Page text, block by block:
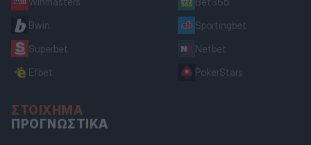
Bwin
Superbet
Efbet
Sportingbet
Netbet
PokerStars
ΣΤΟΊΧΗΜΑ
ΠΡΟΓΝΩΣΤΙΚΆ